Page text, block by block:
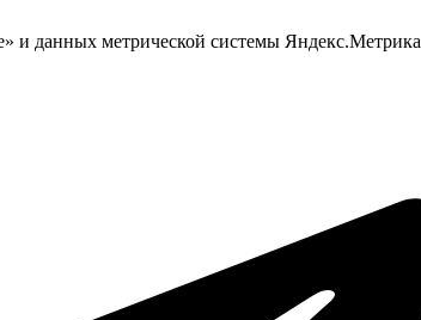
и данных метрической системы Яндекс.Метрика